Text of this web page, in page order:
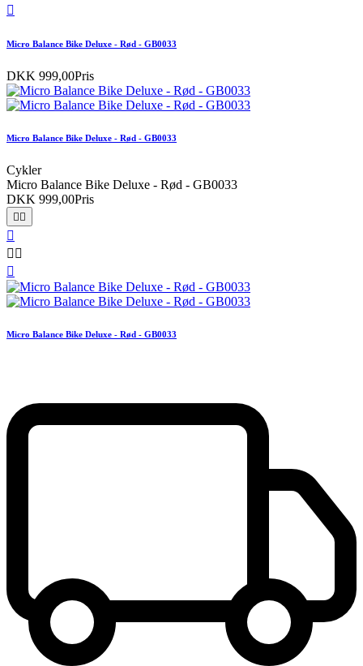

Micro Balance Bike Deluxe - Rød - GB0033
DKK 999,00Pris
Micro Balance Bike Deluxe - Rød - GB0033
Cykler
Micro Balance Bike Deluxe - Rød - GB0033
DKK 999,00Pris
 

 

Micro Balance Bike Deluxe - Rød - GB0033